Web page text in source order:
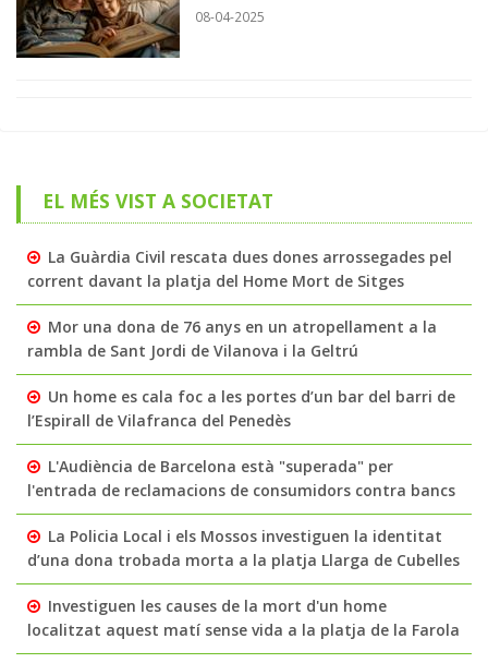
08-04-2025
EL MÉS VIST A SOCIETAT
La Guàrdia Civil rescata dues dones arrossegades pel
corrent davant la platja del Home Mort de Sitges
Mor una dona de 76 anys en un atropellament a la
rambla de Sant Jordi de Vilanova i la Geltrú
Un home es cala foc a les portes d’un bar del barri de
l’Espirall de Vilafranca del Penedès
L'Audiència de Barcelona està "superada" per
l'entrada de reclamacions de consumidors contra bancs
La Policia Local i els Mossos investiguen la identitat
d’una dona trobada morta a la platja Llarga de Cubelles
Investiguen les causes de la mort d'un home
localitzat aquest matí sense vida a la platja de la Farola